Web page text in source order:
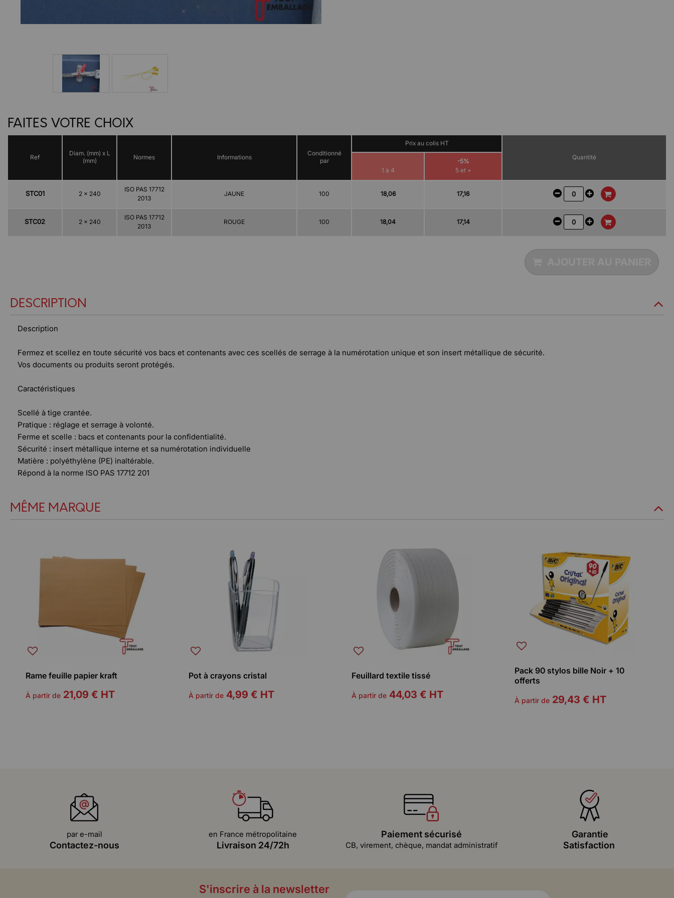
FAITES VOTRE CHOIX
Ref
Diam. (mm) x L
(mm)
Normes Informations
Conditionné
par
Prix au colis HT
Quantité
1 à 4
-5%
5 et +
STC01 2 x 240
ISO PAS 17712
2013
JAUNE 100 18,06 17,16
STC02 2 x 240
ISO PAS 17712
2013
ROUGE 100 18,04 17,14
DESCRIPTION
Description
Fermez et scellez en toute sécurité vos bacs et contenants avec ces scellés de serrage à la numérotation unique et son insert métallique de sécurité.
Vos documents ou produits seront protégés.
Caractéristiques
Scellé à tige crantée.
Pratique : réglage et serrage à volonté.
Ferme et scelle : bacs et contenants pour la confidentialité.
Sécurité : insert métallique interne et sa numérotation individuelle
Matière : polyéthylène (PE) inaltérable.
Répond à la norme ISO PAS 17712 201
MÊME MARQUE
Rame feuille papier kraft
À partir de 21,09 € HT
Pot à crayons cristal
À partir de 4,99 € HT
Feuillard textile tissé
À partir de 44,03 € HT
Pack 90 stylos bille Noir + 10
offerts
À partir de 29,43 € HT
par e-mail
Contactez-nous
en France métropolitaine
Livraison 24/72h
Paiement sécurisé
CB, virement, chèque, mandat administratif
Garantie
Satisfaction
S'inscrire à la newsletter